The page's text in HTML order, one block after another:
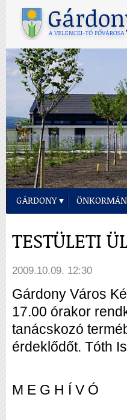
GÁRDONY
TESTÜLETI
2009.10.09. 12:30
Gárdony Város
17.00 órakor
tanácskozó
érdeklődőt. Tóth
M E G H Í V Ó